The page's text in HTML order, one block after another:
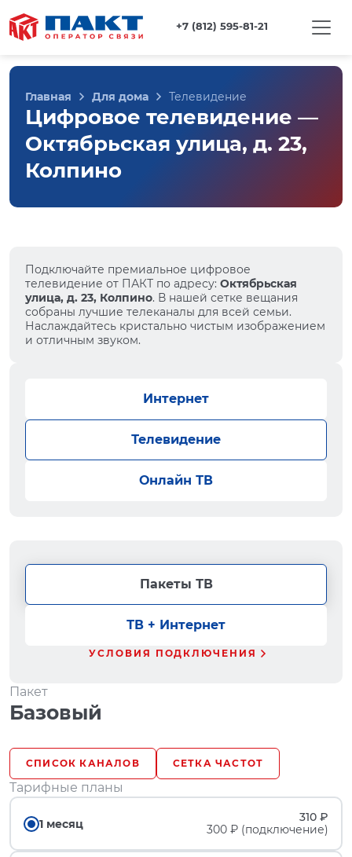
+7 (812) 595-81-21
Главная Для дома Телевидение
Цифровое телевидение —
Октябрьская улица, д. 23,
Колпино
Подключайте премиальное цифровое
телевидение от ПАКТ по адресу: Октябрьская
улица, д. 23, Колпино. В нашей сетке вещания
собраны лучшие телеканалы для всей семьи.
Наслаждайтесь кристально чистым изображением
и отличным звуком.
Интернет
Телевидение
Онлайн ТВ
Пакеты ТВ
ТВ + Интернет
УСЛОВИЯ ПОДКЛЮЧЕНИЯ
Пакет
Базовый
СПИСОК КАНАЛОВ СЕТКА ЧАСТОТ
Тарифные планы
1 месяц
310 ₽
300 ₽ (подключение)